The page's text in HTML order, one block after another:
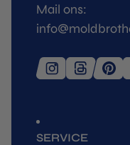
SERVICE
Mail ons: